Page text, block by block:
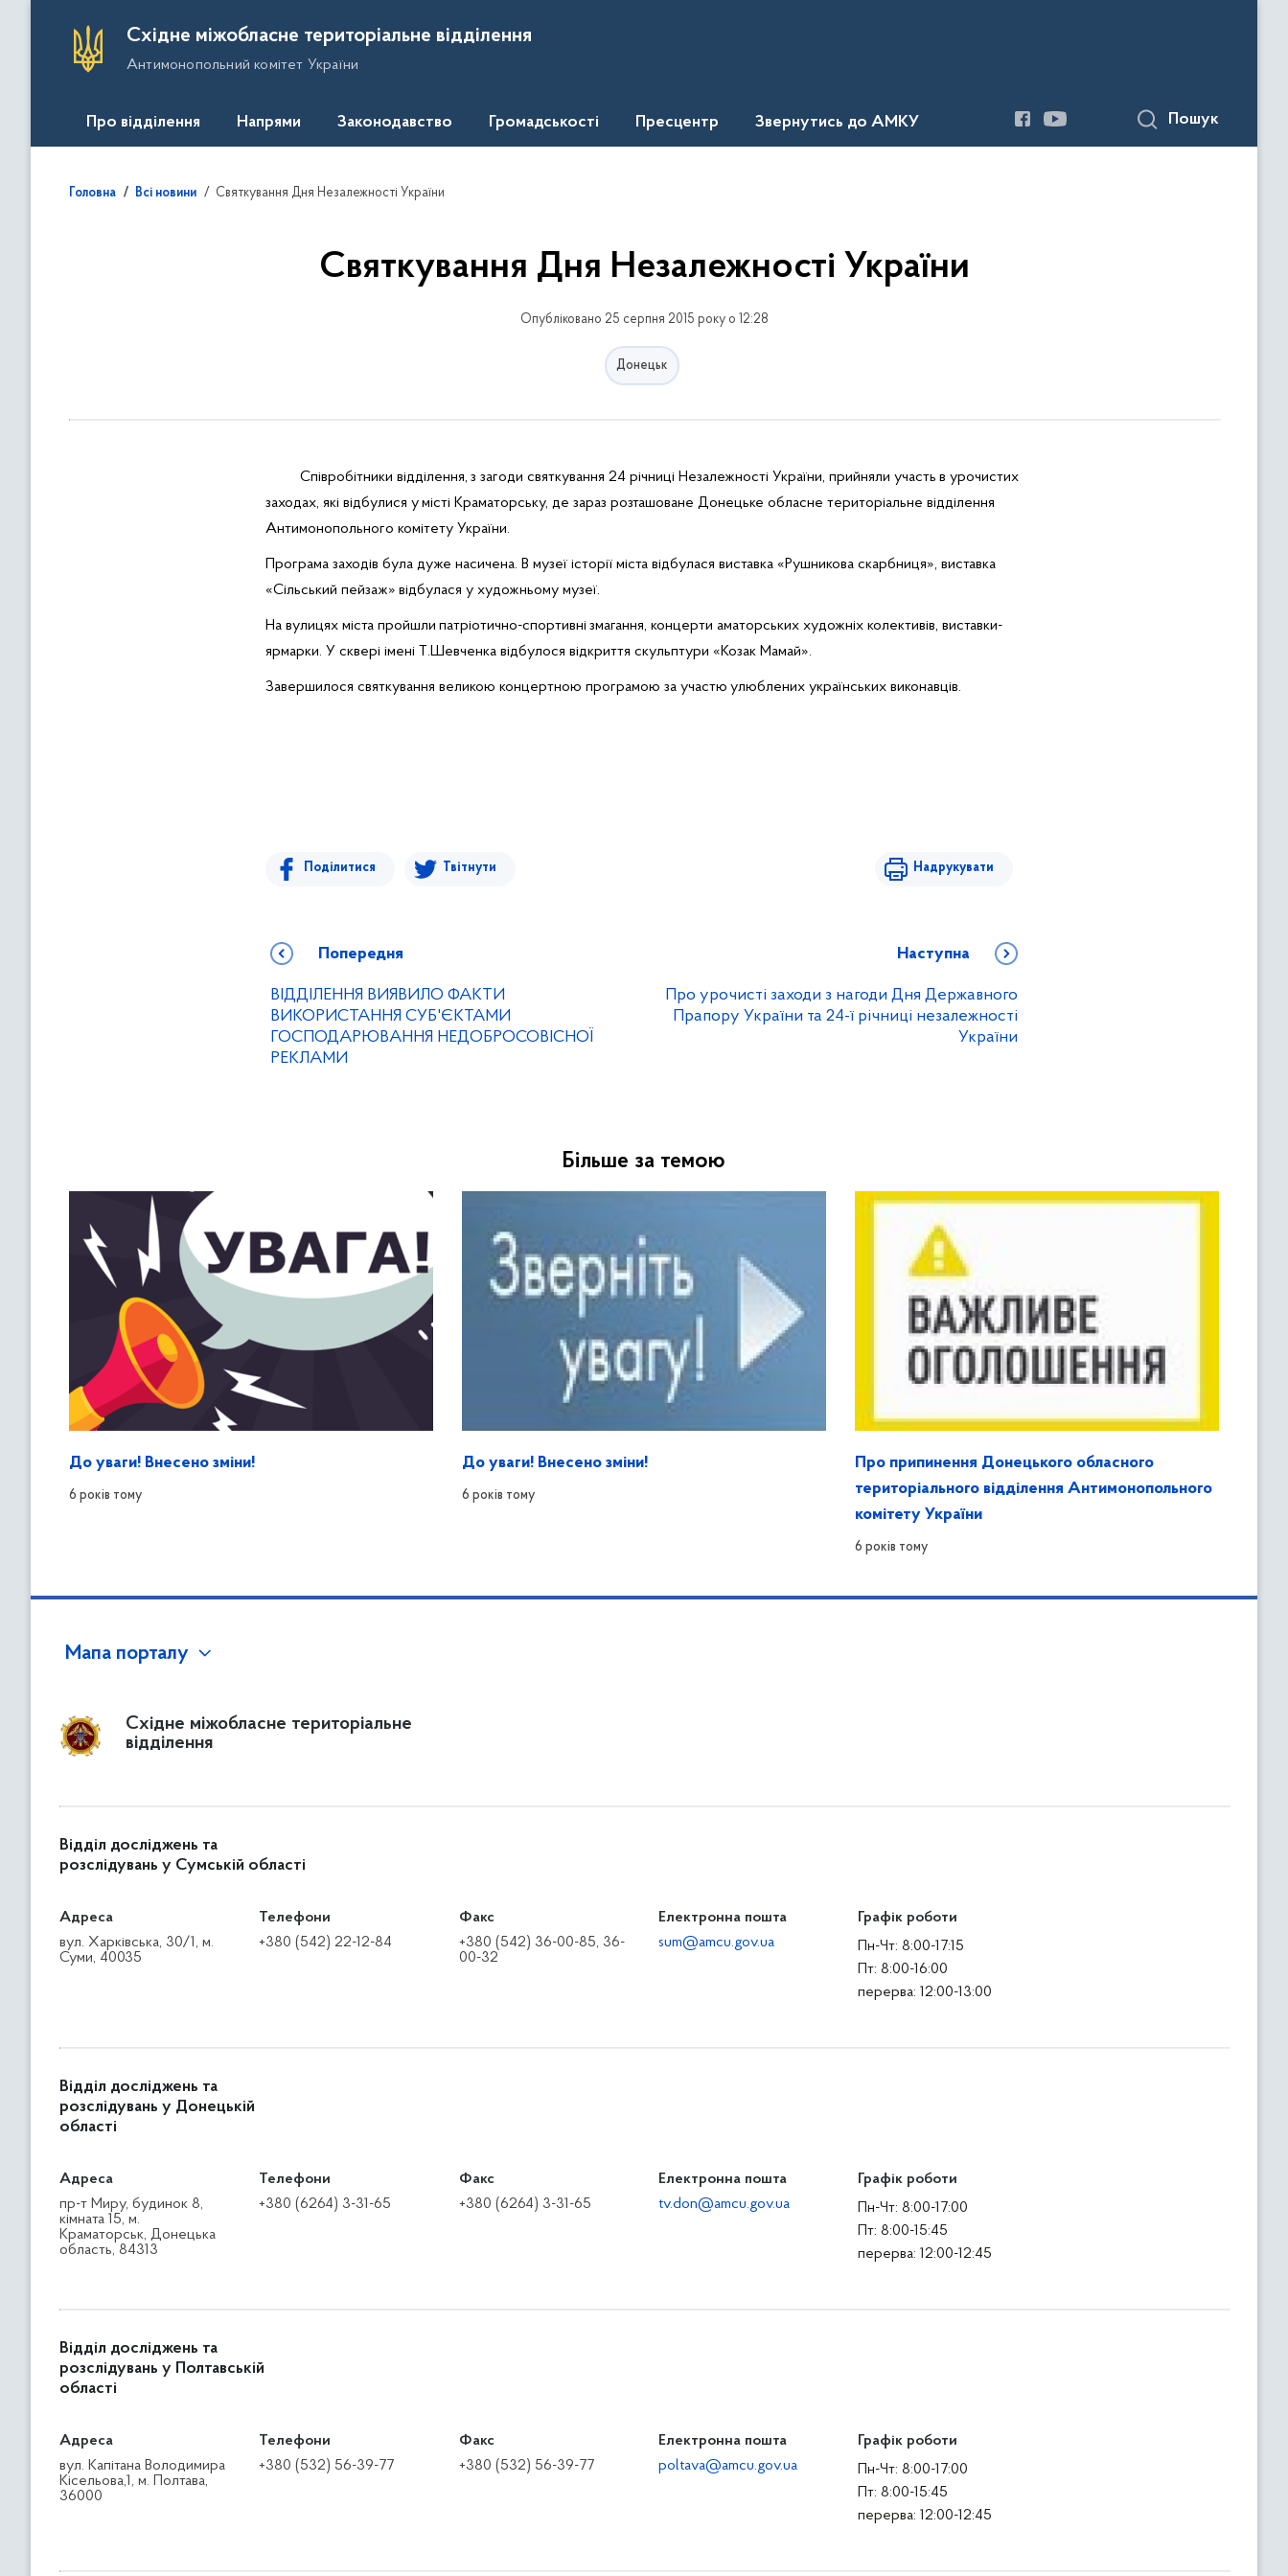
Східне міжобласне територіальне відділення
Антимонопольний комітет України
Про відділення Напрями Законодавство Громадськості Пресцентр Звернутись до АМКУ Пошук
Головна Всі новини Святкування Дня Незалежності України
Святкування Дня Незалежності України
Опубліковано 25 серпня 2015 року о 12:28
Донецьк
Співробітники відділення, з загоди святкування 24 річниці Незалежності України, прийняли участь в урочистих
заходах, які відбулися умісті Краматорську, де зараз розташоване Донецьке обласне територіальне відділення
Антимонопольного комітету України.
Програма заходів була дуже насичена. В музеї історії міста відбулася виставка «Рушникова скарбниця», виставка
«Сільський пейзаж» відбулася у художньому музеї.
На вулицях міста пройшли патріотично-спортивні змагання, концерти аматорських художніх колективів, виставки-
ярмарки. У сквері імені Т.Шевченка відбулося відкриття скульптури «Козак Мамай».
Завершилося святкування великою концертною програмою за участю улюблених українських виконавців.
Поділитися Твітнути Надрукувати
Попередня
ВІДДІЛЕННЯ ВИЯВИЛО ФАКТИ
ВИКОРИСТАННЯ СУБ'ЄКТАМИ
ГОСПОДАРЮВАННЯ НЕДОБРОСОВІСНОЇ
РЕКЛАМИ
Наступна
Про урочисті заходи з нагоди Дня Державного
Прапору України та 24-ї річниці незалежності
України
Більше за темою
До уваги! Внесено зміни!
6 років тому
До уваги! Внесено зміни!
6 років тому
Про припинення Донецького обласного
територіального відділення Антимонопольного
комітету України
6 років тому
Мапа порталу
Східне міжобласне територіальне
відділення
Відділ досліджень та
розслідувань у Сумській області
Адреса
вул. Харківська, 30/1, м.
Суми, 40035
Телефони
+380 (542) 22-12-84
Факс
+380 (542) 36-00-85, 36-
00-32
Електронна пошта
sum@amcu.gov.ua
Графік роботи
Пн-Чт: 8:00-17:15
Пт: 8:00-16:00
перерва: 12:00-13:00
Відділ досліджень та
розслідувань у Донецькій
області
Адреса
пр-т Миру, будинок 8,
кімната 15, м.
Краматорськ, Донецька
область, 84313
Телефони
+380 (6264) 3-31-65
Факс
+380 (6264) 3-31-65
Електронна пошта
tv.don@amcu.gov.ua
Графік роботи
Пн-Чт: 8:00-17:00
Пт: 8:00-15:45
перерва: 12:00-12:45
Відділ досліджень та
розслідувань у Полтавській
області
Адреса
вул. Капітана Володимира
Кісельова,1, м. Полтава,
36000
Телефони
+380 (532) 56-39-77
Факс
+380 (532) 56-39-77
Електронна пошта
poltava@amcu.gov.ua
Графік роботи
Пн-Чт: 8:00-17:00
Пт: 8:00-15:45
перерва: 12:00-12:45